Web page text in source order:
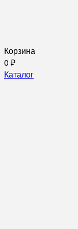
Корзина
0 ₽
Каталог